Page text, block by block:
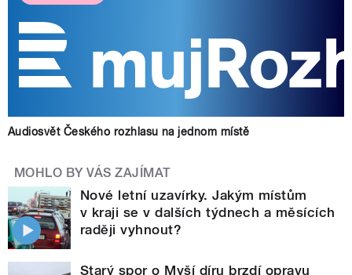
Audiosvět Českého rozhlasu na jednom místě
MOHLO BY VÁS ZAJÍMAT
Nové letní uzavírky. Jakým místům
v kraji se v dalších týdnech a měsících
raději vyhnout?
Starý spor o Myší díru brzdí opravu